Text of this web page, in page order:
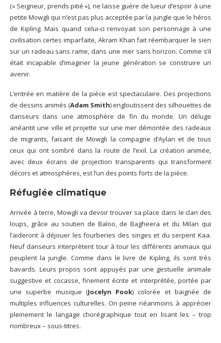
(« Seigneur, prends pitié »), ne laisse guère de lueur d’espoir à une
petite Mowgli qui n’est pas plus acceptée par la jungle que le héros
de Kipling. Mais quand celui-ci renvoyait son personnage à une
civilisation certes imparfaite, Akram Khan fait réembarquer le sien
sur un radeau sans rame, dans une mer sans horizon. Comme s’il
était incapable d’imaginer la jeune génération se construire un
avenir.
L’entrée en matière de la pièce est spectaculaire. Des projections
de dessins animés (Adam Smith) engloutissent des silhouettes de
danseurs dans une atmosphère de fin du monde. Un déluge
anéantit une ville et projette sur une mer démontée des radeaux
de migrants, faisant de Mowgli la compagne d’Aylan et de tous
ceux qui ont sombré dans la route de l’exil. La création animée,
avec deux écrans de projection transparents qui transforment
décors et atmosphères, est l’un des points forts de la pièce.
Réfugiée climatique
Arrivée à terre, Mowgli va devoir trouver sa place dans le clan des
loups, grâce au soutien de Baloo, de Bagheera et du Milan qui
l’aideront à déjouer les fourberies des singes et du serpent Kaa.
Neuf danseurs interprètent tour à tour les différents animaux qui
peuplent la jungle. Comme dans le livre de Kipling, ils sont très
bavards. Leurs propos sont appuyés par une gestuelle animale
suggestive et cocasse, finement écrite et interprétée, portée par
une superbe musique (Jocelyn Pook) colorée et baignée de
multiples influences culturelles. On peine néanmoins à apprécier
pleinement le langage chorégraphique tout en lisant les – trop
nombreux – sous-titres.